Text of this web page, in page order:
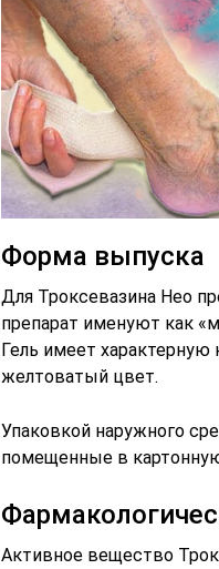
Форма выпуска
Для Троксевазина Нео
препарат именуют как
Гель имеет характерную
желтоватый цвет.
Упаковкой наружного
помещенные в
Активное вещество